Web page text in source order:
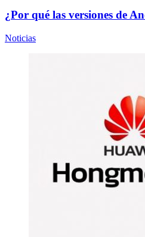
¿Por qué las versiones de
Noticias